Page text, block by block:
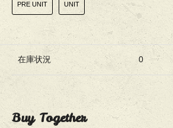
PRE UNIT UNIT
在庫状況 0
Buy Together